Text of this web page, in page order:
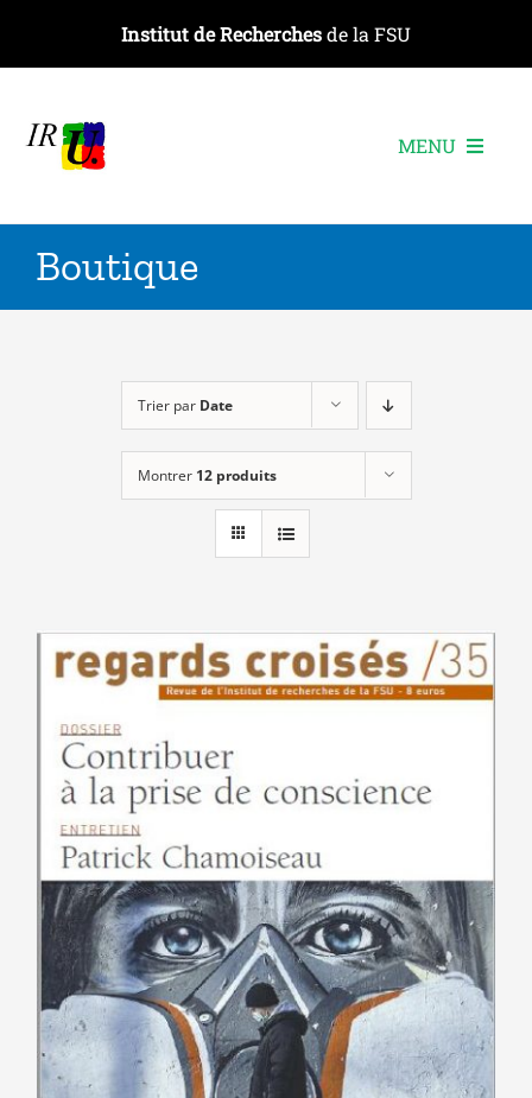
contenu
Institut de Recherchesde la FSU
MENU
Les recherches
Les événements
Boutique
Trier par Date
Montrer 12 produits